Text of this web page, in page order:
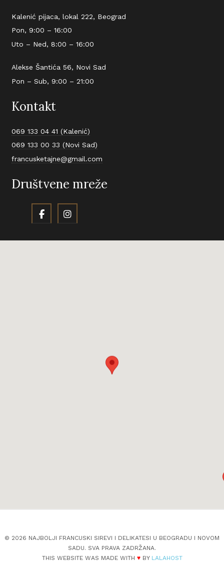
Kalenić pijaca, lokal 222, Beograd
Pon, 9:00 – 16:00
Uto – Ned, 8:00 – 16:00
Alekse Šantića 56, Novi Sad
Pon – Sub, 9:00 – 21:00
Kontakt
069 133 04 41 (Kalenić)
069 133 00 33 (Novi Sad)
francusketajne@gmail.com
Društvene mreže
© 2026 NAJBOLJI FRANCUSKI SIREVI I DELIKATESI U BEOGRADU I NOVOM
SADU. SVA PRAVA ZADRŽANA.
THIS WEBSITE WAS MADE WITH ♥BY LALAHOST